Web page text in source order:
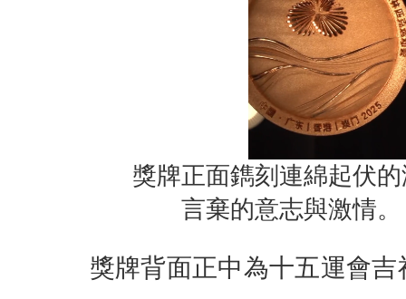
獎牌正面鐫刻連綿起伏
言棄的意志與激情
獎牌背面正中為十五運會